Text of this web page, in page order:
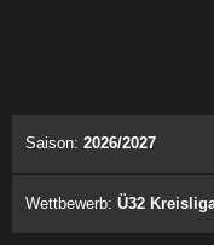
Saison: 2026/2027
Wettbewerb: Ü32